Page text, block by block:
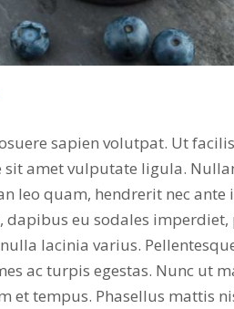
sapien volutpat. Ut
sit amet vulputate ligula.
leo quam, hendrerit nec ante
eu sodales
lacinia varius.
ac turpis egestas. Nunc ut
et tempus. Phasellus mattis